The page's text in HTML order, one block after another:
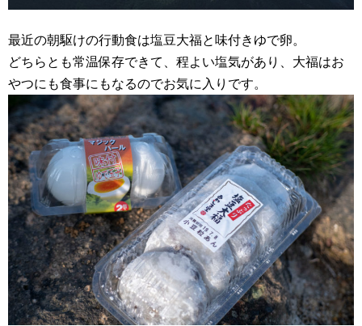
最近の朝駆けの行動食は塩豆大福と味付きゆで卵。
どちらとも常温保存できて、程よい塩気があり、大福はお
やつにも食事にもなるのでお気に入りです。